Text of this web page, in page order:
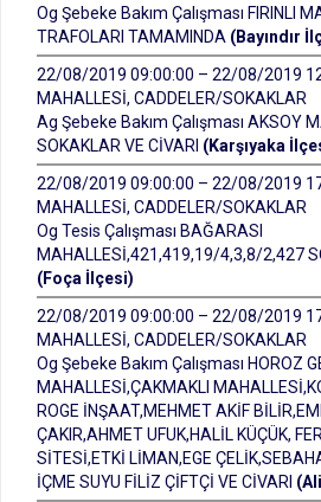
Og Şebeke Bakım Çalışması FIRINLI
TRAFOLARI TAMAMINDA (Bayındır
22/08/2019 09:00:00 – 22/08/2019
MAHALLESİ, CADDELER/SOKAKLAR
Ag Şebeke Bakım Çalışması AKSOY
SOKAKLAR VE CİVARI (Karşıyaka
22/08/2019 09:00:00 – 22/08/2019
MAHALLESİ, CADDELER/SOKAKLAR
Og Tesis Çalışması BAĞARASI
MAHALLESİ,421,419,19/4,3,8/2,427
(Foça İlçesi)
22/08/2019 09:00:00 – 22/08/2019
MAHALLESİ, CADDELER/SOKAKLAR
Og Şebeke Bakım Çalışması HOROZ
MAHALLESİ,ÇAKMAKLI
ROGE İNŞAAT,MEHMET AKİF
ÇAKIR,AHMET UFUK,HALİL KÜÇÜK,
SİTESİ,ETKİ LİMAN,EGE
İÇME SUYU FİLİZ ÇİFTÇİ VE CİVARI